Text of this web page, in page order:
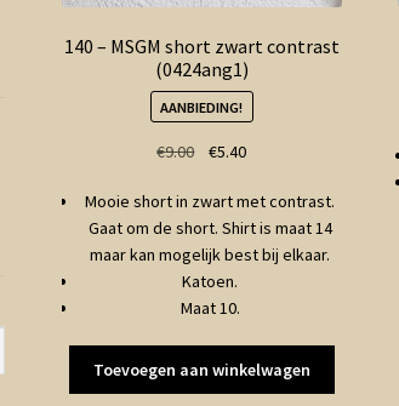
140 – MSGM short zwart contrast
(0424ang1)
AANBIEDING!
€9.00
Oorspronkelijke
was:
€9.00.
€5.40Huidige
is:
€5.40.
Mooie short in zwart met contrast.
Gaat om de short. Shirt is maat 14
maar kan mogelijk best bij elkaar.
Katoen.
Maat 10.
Toevoegen aan winkelwagen